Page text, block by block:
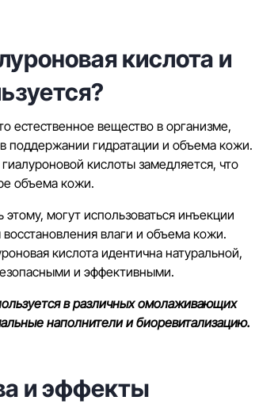
кислота и
естественное вещество в организме,
поддержании гидратации и объема кожи.
кислоты замедляется, что
объема кожи.
могут использоваться инъекции
влаги и объема кожи.
кислота идентична натуральной,
и эффективными.
в различных омолаживающих
наполнители и биоревитализацию.
и эффекты